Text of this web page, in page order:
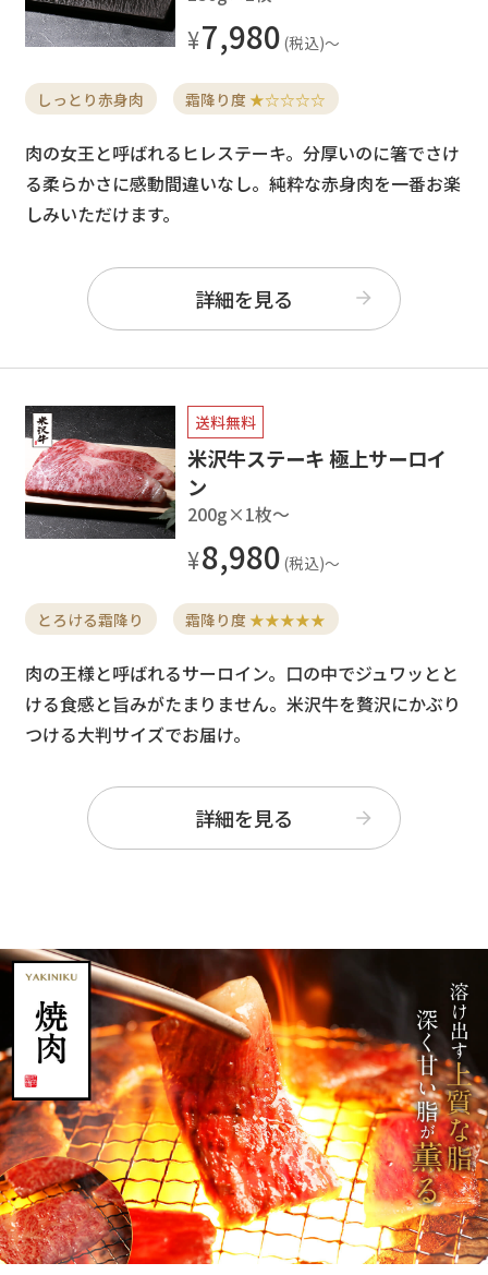
7,980
しっとり赤身肉 霜降り度 ★☆☆☆☆
肉の女王と呼ばれるヒレステーキ。分厚いのに箸でさけ
る柔らかさに感動間違いなし。純粋な赤身肉を一番お楽
しみいただけます。
詳細を見る
送料無料
米沢牛ステーキ 極上サーロイ
ン
200g×1枚〜
8,980
とろける霜降り 霜降り度 ★★★★★
肉の王様と呼ばれるサーロイン。口の中でジュワッとと
ける食感と旨みがたまりません。米沢牛を贅沢にかぶり
つける大判サイズでお届け。
詳細を見る